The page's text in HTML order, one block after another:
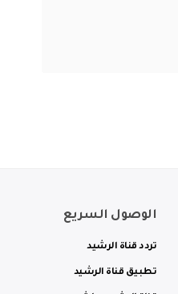
الوصول السريع
تردد قناة الرشيد
تطبيق قناة الرشيد